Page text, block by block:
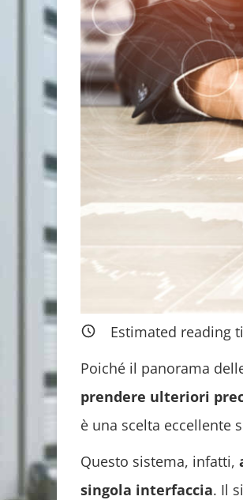
Estimated reading
Poiché il panorama
prendere ulteriori
è una scelta eccellente
Questo sistema, infatti,
singola interfaccia. Il